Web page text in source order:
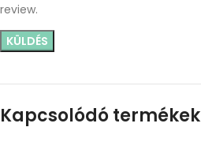
review.
Kapcsolódó termékek